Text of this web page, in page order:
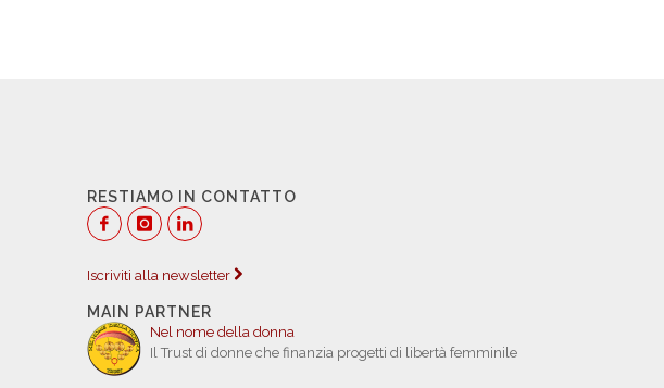
RESTIAMO IN CONTATTO
Iscriviti alla newsletter
MAIN PARTNER
Nel nome della donna
Il Trust di donne che finanzia progetti di libertà femminile